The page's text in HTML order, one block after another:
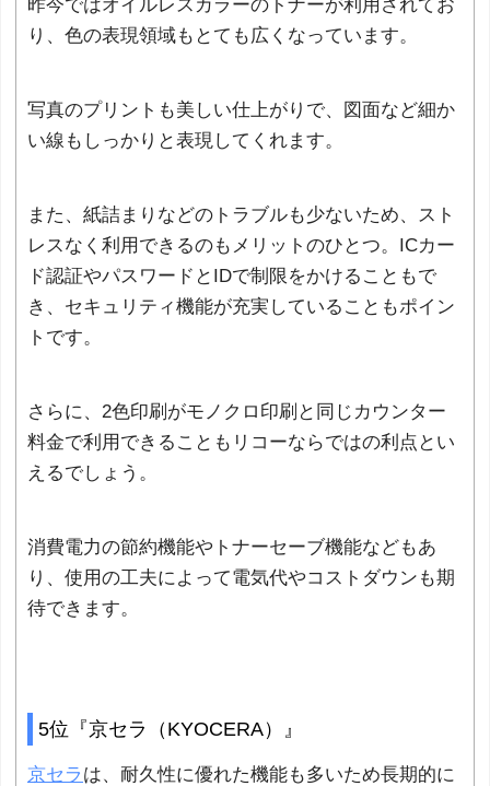
昨今ではオイルレスカラーのトナーが利用されてお
り、色の表現領域もとても広くなっています。
写真のプリントも美しい仕上がりで、図面など細か
い線もしっかりと表現してくれます。
また、紙詰まりなどのトラブルも少ないため、スト
レスなく利用できるのもメリットのひとつ。ICカー
ド認証やパスワードとIDで制限をかけることもで
き、セキュリティ機能が充実していることもポイン
トです。
さらに、2色印刷がモノクロ印刷と同じカウンター
料金で利用できることもリコーならではの利点とい
えるでしょう。
消費電力の節約機能やトナーセーブ機能などもあ
り、使用の工夫によって電気代やコストダウンも期
待できます。
5位『京セラ（KYOCERA）』
京セラ は、耐久性に優れた機能も多いため長期的に